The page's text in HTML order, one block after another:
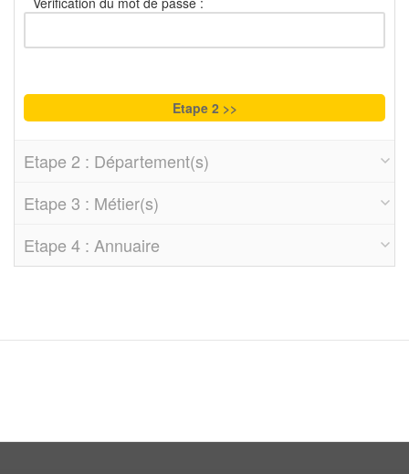
Etape 2 : Département(s)
Etape 3 : Métier(s)
Etape 4 : Annuaire